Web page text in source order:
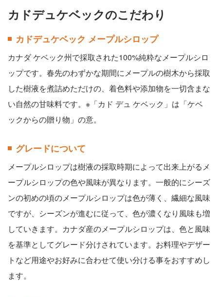
カドデュケベックのこだわり
カドデュケベック メープルシロップ
カナダ ケベック州で採取された100%純粋なメープルシロ
ップです。春先のわずかな期間にメープルの樹木から採取
した樹液を煮詰めただけの、着色料や添加物を一切含まな
い自然の甘味料です。※「カド デュ ケベック」は「ケベ
ックからの贈り物」の意。
グレードについて
メープルシロップは樹液の採取時期によって出来上がるメ
ープルシロップの色や風味が異なります。一般的にシーズ
ンの初めの頃のメープルシロップは色が薄く、繊細な風味
ですが、シーズンが進むに従って、色が濃くなり風味も増
していきます。カナダ産のメープルシロップは、色と風味
を基準としてグレード分けされています。お料理やデザー
トなど用途やお好みに合わせて使い分ける事をおすすめし
ます。